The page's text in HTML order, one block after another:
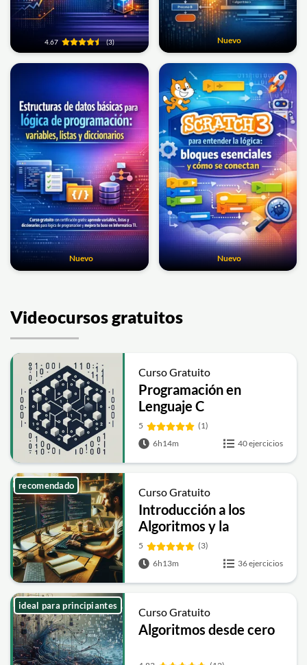
4.67 (3) Nuevo
Nuevo Nuevo
Videocursos gratuitos
Curso Gratuito
Programación en
Lenguaje C
5
(1)
6h14m
40 ejercicios
Curso Gratuito
Introducción a los
Algoritmos y la
Programación
5
(3)
6h13m
36 ejercicios
recomendado
Curso Gratuito
Algoritmos desde cero
ideal para principiantes